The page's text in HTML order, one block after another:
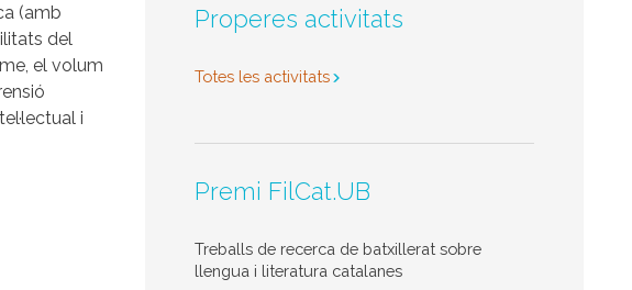
(amb
del
el volum
i
Properes activitats
Totes les activitats
Premi FilCat.UB
Treballs de recerca de batxillerat sobre
llengua i literatura catalanes